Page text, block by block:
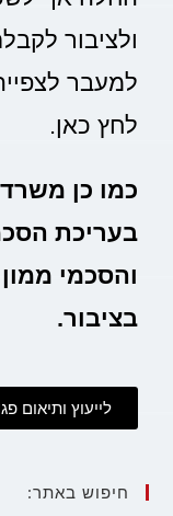
ולציבור
למעבר
לחץ כאן.
כמו כן
בעריכת
והסכמי
בציבור.
לייעוץ ותיאום
חיפוש באתר: